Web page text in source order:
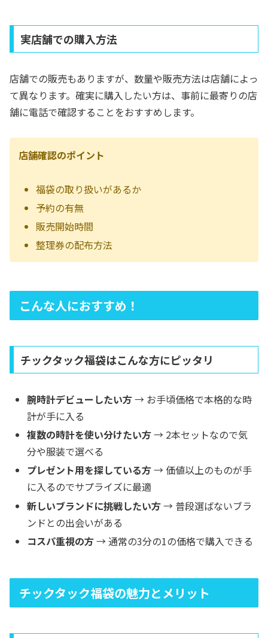
実店舗での購入方法
店舗での販売もありますが、数量や販売方法は店舗によっ
て異なります。確実に購入したい方は、事前に最寄りの店
舗に電話で確認することをおすすめします。
店舗確認のポイント
福袋の取り扱いがあるか
予約の有無
販売開始時間
整理券の配布方法
こんな人におすすめ！
チックタック福袋はこんな方にピッタリ
腕時計デビューしたい方→ お手頃価格で本格的な時
計が手に入る
複数の時計を使い分けたい方→ 2本セットなので気
分や服装で選べる
プレゼント用を探している方→ 価値以上のものが手
に入るのでサプライズに最適
新しいブランドに挑戦したい方→ 普段選ばないブラ
ンドとの出会いがある
コスパ重視の方→ 通常の3分の1の価格で購入できる
チックタック福袋の魅力とメリット